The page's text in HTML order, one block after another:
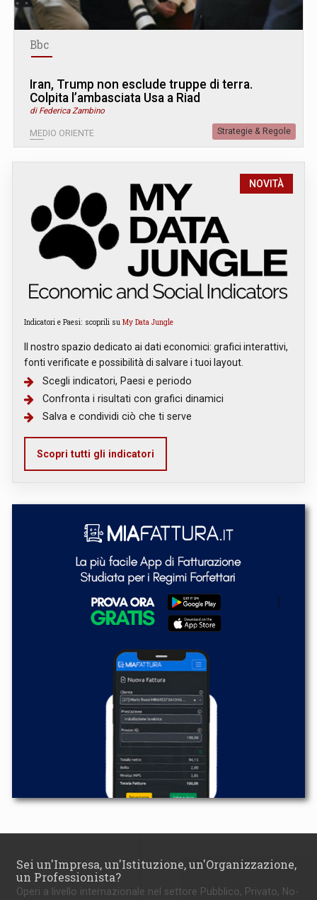
Bbc
Iran, Trump non esclude truppe di terra.
Colpita l’ambasciata Usa a Riad
di Federica Zambino
MEDIO ORIENTE Strategie & Regole
NOVITÀ
Indicatori e Paesi: scoprili su My Data Jungle
Il nostro spazio dedicato ai dati economici: grafici interattivi,
fonti verificate e possibilità di salvare i tuoi layout.
Scegli indicatori, Paesi e periodo
Confronta i risultati con grafici dinamici
Salva e condividi ciò che ti serve
Scopri tutti gli indicatori
Sei un'Impresa, un'Istituzione, un'Organizzazione,
un Professionista?
Operi a livello internazionale nel settore Pubblico, Privato, No-